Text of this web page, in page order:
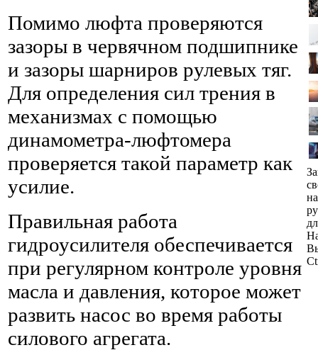
Помимо люфта проверяются
зазоры в червячном подшипнике
и зазоры шарниров рулевых тяг.
Для определения сил трения в
механизмах с помощью
динамометра-люфтомера
проверяется такой параметр как
усилие.
Правильная работа
гидроусилителя обеспечивается
при регулярном контроле уровня
масла и давления, которое может
развить насос во время работы
силового агрегата.